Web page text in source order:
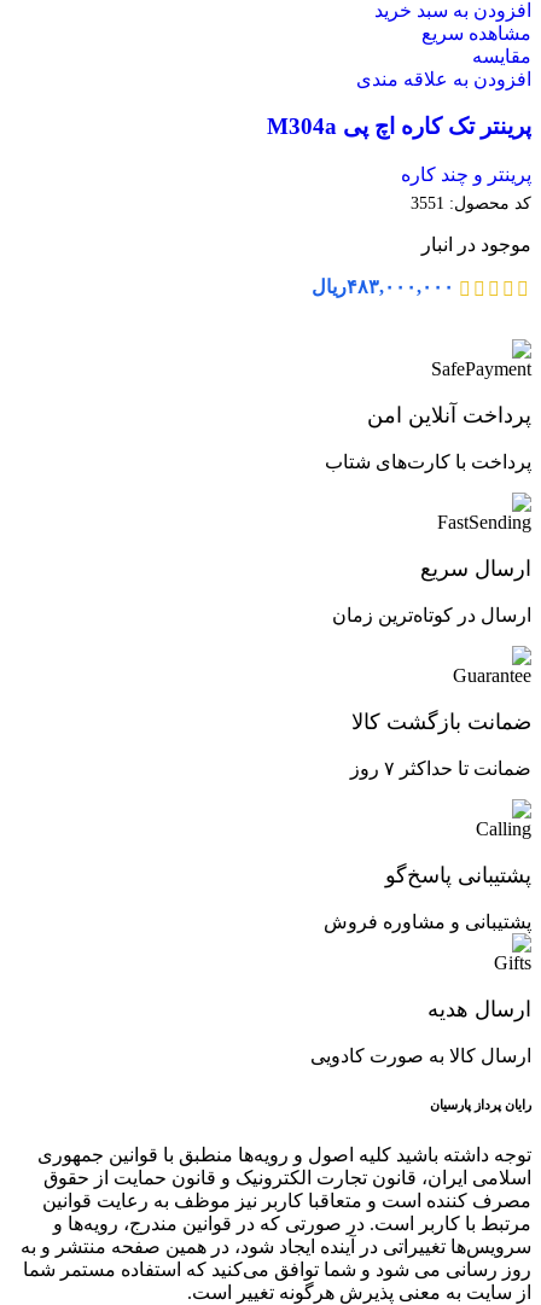
افزودن به سبد خرید
مشاهده سریع
مقایسه
افزودن به علاقه مندی
پرینتر تک کاره اچ پی M304a
پرینتر و چند کاره
کد محصول: 3551
موجود در انبار
۴۸۳,۰۰۰,۰۰۰ریال
پرداخت آنلاین امن
پرداخت با کارت‌های شتاب
ارسال سریع
ارسال در کوتاه‌ترین زمان
ضمانت بازگشت کالا
ضمانت تا حداکثر ۷ روز
پشتیبانی پاسخ‌گو
پشتیبانی و مشاوره فروش
ارسال هدیه
ارسال کالا به صورت کادویی
رایان پرداز پارسیان
توجه داشته باشید کلیه اصول و رویه‏‌ها منطبق با قوانین جمهوری
اسلامی ایران، قانون تجارت الکترونیک و قانون حمایت از حقوق
مصرف کننده است و متعاقبا کاربر نیز موظف به رعایت قوانین
مرتبط با کاربر است. در صورتی که در قوانین مندرج، رویه‏‌ها و
سرویس‏‌ها تغییراتی در آینده ایجاد شود، در همین صفحه منتشر و به
روز رسانی می شود و شما توافق می‏‌کنید که استفاده مستمر شما
از سایت به معنی پذیرش هرگونه تغییر است.